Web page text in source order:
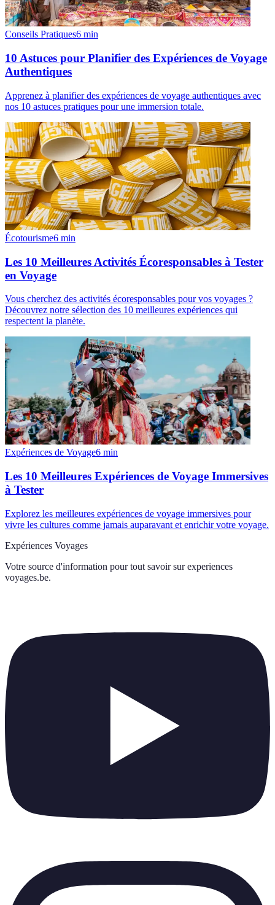
Conseils Pratiques6 min
10 Astuces pour Planifier des Expériences de Voyage
Authentiques
Apprenez à planifier des expériences de voyage authentiques avec
nos 10 astuces pratiques pour une immersion totale.
Écotourisme6 min
Les 10 Meilleures Activités Écoresponsables à Tester
en Voyage
Vous cherchez des activités écoresponsables pour vos voyages ?
Découvrez notre sélection des 10 meilleures expériences qui
respectent la planète.
Expériences de Voyage6 min
Les 10 Meilleures Expériences de Voyage Immersives
à Tester
Explorez les meilleures expériences de voyage immersives pour
vivre les cultures comme jamais auparavant et enrichir votre voyage.
Expériences Voyages
Votre source d'information pour tout savoir sur experiences
voyages.be.